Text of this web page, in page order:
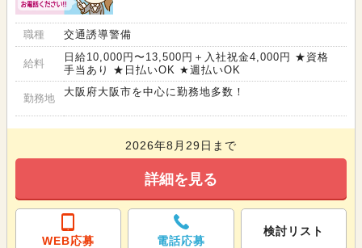
職種 交通誘導警備
給料
日給10,000円〜13,500円＋入社祝金4,000円 ★資格
手当あり ★日払いOK ★週払いOK
勤務地
大阪府大阪市を中心に勤務地多数！
2026年8月29日まで
詳細を見る
WEB応募 電話応募
検討リスト